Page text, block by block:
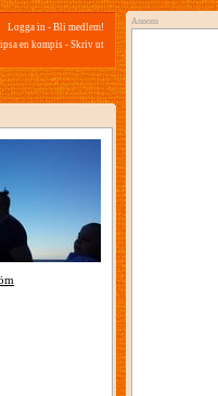
Logga in - Bli medlem!
en kompis - Skriv ut
Annons